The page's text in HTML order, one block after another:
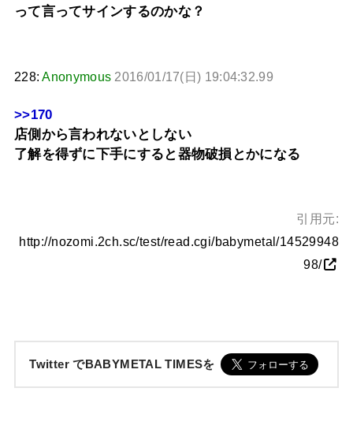
って言ってサインするのかな？
228:Anonymous 2016/01/17(日) 19:04:32.99
>>170
店側から言われないとしない
了解を得ずに下手にすると器物破損とかになる
引用元:
http://nozomi.2ch.sc/test/read.cgi/babymetal/14529948
98/
Twitter でBABYMETAL TIMESを